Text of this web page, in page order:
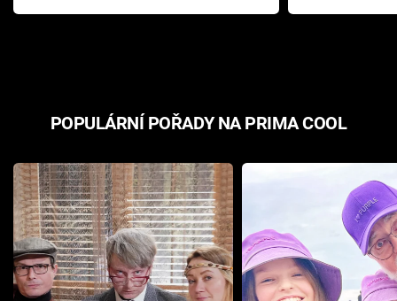
Pottera přišla s ráznou
přichází s
POPULÁRNÍ POŘADY NA PRIMA COOL